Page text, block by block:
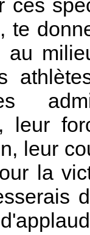
ces
te
au
leur
leur
la